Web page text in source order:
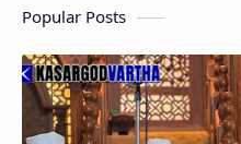
Popular Posts